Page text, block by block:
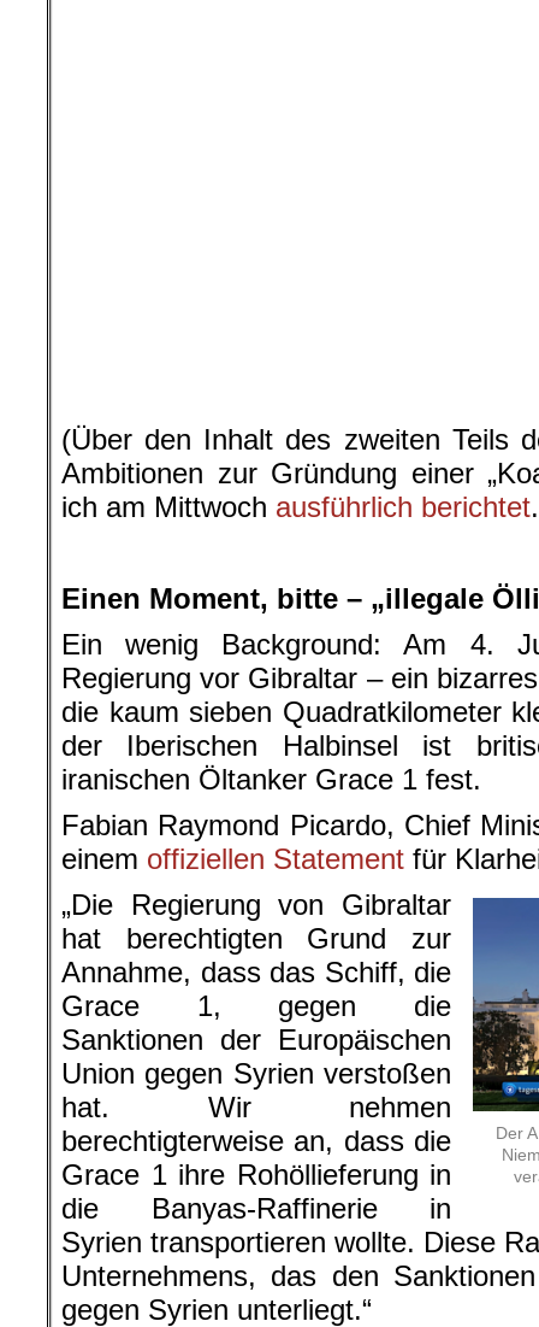
(Über den Inhalt des zweiten Teils
Ambitionen zur Gründung einer
ich am Mittwoch ausführlich berichtet
Einen Moment, bitte – „illegale
Ein wenig Background: Am 4.
Regierung vor Gibraltar – ein
die kaum sieben Quadratkilometer
der Iberischen Halbinsel ist
iranischen Öltanker Grace 1 fest.
Fabian Raymond Picardo, Chief
einem offiziellen Statement für
Der
„Die Regierung von Gibraltar
hat berechtigten Grund zur
Annahme, dass das Schiff, die
Grace 1, gegen die
Sanktionen der Europäischen
Union gegen Syrien verstoßen
hat. Wir nehmen
berechtigterweise an, dass die
Grace 1 ihre Rohöllieferung in
die Banyas-Raffinerie in
Syrien transportieren wollte. Diese
Unternehmens, das den
gegen Syrien unterliegt.“